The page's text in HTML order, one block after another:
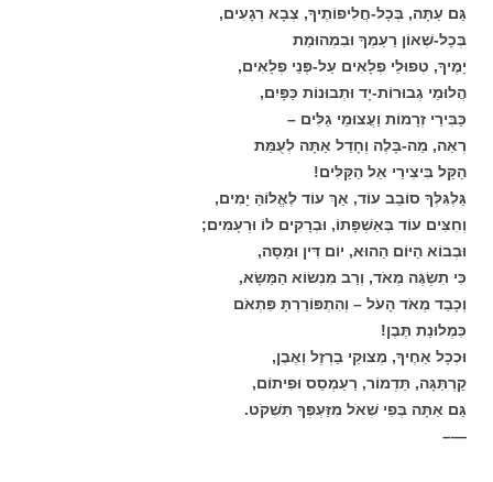
גַּם עַתָּה, בְּכָל-חֲלִיפוֹתֶיךָ, צְבָא רְגָעִים,
בְּכָל-שְׁאוֹן רַעַמְךָ וּבִמְהוּמַת
יָמֶיךָ, טְפוּלֵי פְלָאִים עַל-פְּנֵי פְלָאִים,
הֲלוּמֵי גְבוּרוֹת-יָד וּתְבוּנוֹת כַּפָּיִם,
כַּבִּירֵי זְרָמוֹת וַעֲצוּמֵי גַלִּים –
רְאֵה, מַה-בָּלֶה וְחָדֵל אַתָּה לְעֻמַּת
הַקַּל בִּיצִירֵי אֵל הַקַּלִּים!
גַּלְגִּלְּךָ סוֹבֵב עוֹד, אַךְ עוֹד לֶאֱלוֹהַּ יָמִים,
וְחִצִּים עוֹד בְּאַשְׁפָּתוֹ, וּבְרָקִים לוֹ וּרְעָמִים;
וּבְבוֹא הַיּוֹם הַהוּא, יוֹם דִּין וּמַסָּה,
כִּי תִשְׂגֶּה מְאֹד, וְרַב מִנְשׂוֹא הַמַּשָּׂא,
וְכָבַד מְאֹד הָעֹל – וְהִתְפּוֹרַרְתָּ פִּתְאֹם
כִּמְלוּנַת תֶּבֶן!
וּכְכָל אַחֶיךָ, מְצוּקֵי בַרְזֶל וְאֶבֶן,
קַרְתַּגָּה, תַּדְמוֹר, רַעַמְסֵס וּפִיתוֹם,
גַּם אַתָּה בְּפִי שְׁאֹל מִזַּעְפְּךָ תִּשְׁקֹט.
—–